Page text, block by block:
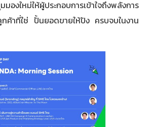
องใหม่ให้ผู้ประกอบการเข้าใจถึงพลังการ
ค้าที่ใช่ ปั้นยอดขายให้ปัง ครบจบในงาน